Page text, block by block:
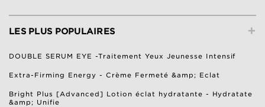
+
LES PLUS POPULAIRES
DOUBLE SERUM EYE -Traitement Yeux Jeunesse Intensif
Extra-Firming Energy - Crème Fermeté &amp; Eclat
Bright Plus [Advanced] Lotion éclat hydratante - Hydratate
&amp; Unifie